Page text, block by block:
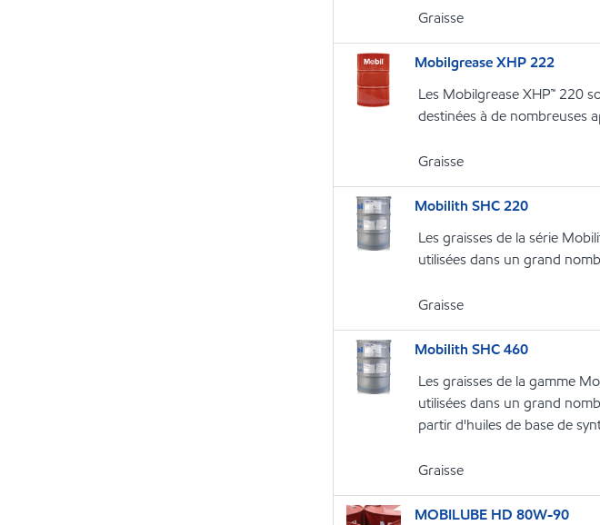
Graisse
Mobilgrease XHP 222
Les Mobilgrease XHP™ 220
destinées à de nombreuses
Graisse
Mobilith SHC 220
Les graisses de la série
utilisées dans un grand
Graisse
Mobilith SHC 460
Les graisses de la gamme
utilisées dans un grand
partir d'huiles de base de
Graisse
MOBILUBE HD 80W-90